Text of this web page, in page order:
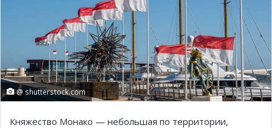
@ shutterstock.com
Княжество Монако — небольшая по территории,